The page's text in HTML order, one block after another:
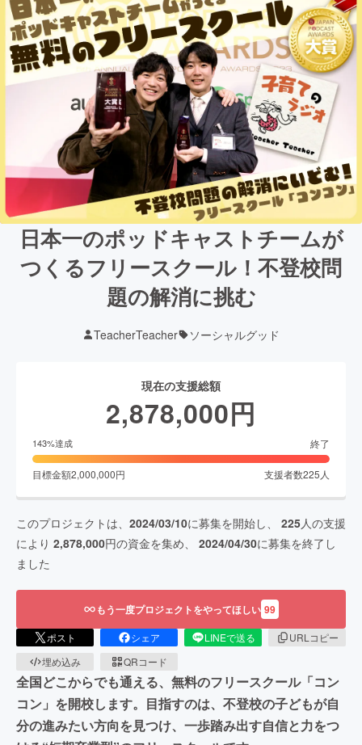
日本一のポッドキャストチームが
つくるフリースクール！不登校問
題の解消に挑む
TeacherTeacher ソーシャルグッド
現在の支援総額
2,878,000円
143%達成 終了
目標金額2,000,000円 支援者数225 人
このプロジェクトは、 2024/03/10に募集を開始し、 225人の支援
により 2,878,000円の資金を集め、 2024/04/30に募集を終了し
ました
もう一度プロジェクトをやってほしい 99
ポスト シェア LINEで送る
URLコピー
埋め込み
QRコード
全国どこからでも通える、無料のフリースクール「コン
コン」を開校します。目指すのは、不登校の子どもが自
分の進みたい方向を見つけ、一歩踏み出す自信と力をつ